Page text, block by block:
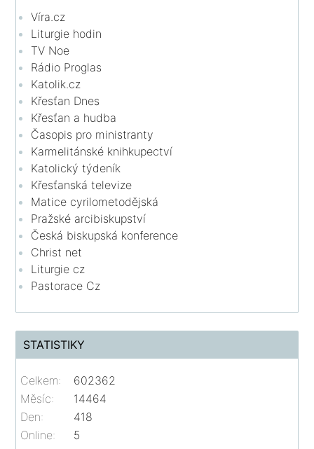
Víra.cz
Liturgie hodin
TV Noe
Rádio Proglas
Katolik.cz
Křesťan Dnes
Křesťan a hudba
Časopis pro ministranty
Karmelitánské knihkupectví
Katolický týdeník
Křesťanská televize
Matice cyrilometodějská
Pražské arcibiskupství
Česká biskupská konference
Christ net
Liturgie cz
Pastorace Cz
STATISTIKY
Online: 5
Celkem:
602362
Měsíc:
14464
Den:
418